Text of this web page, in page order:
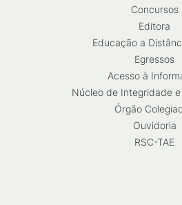
Concursos
Editora
Educação a
Egressos
Acesso à
Núcleo de Integridade
Órgão
Ouvidoria
RSC-TAE